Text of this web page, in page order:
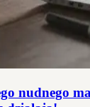
nudnego